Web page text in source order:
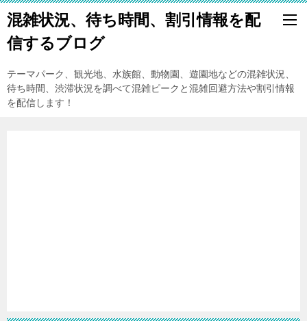
混雑状況、待ち時間、割引情報を配
信するブログ
テーマパーク、観光地、水族館、動物園、遊園地などの混雑状況、
待ち時間、渋滞状況を調べて混雑ピークと混雑回避方法や割引情報
を配信します！